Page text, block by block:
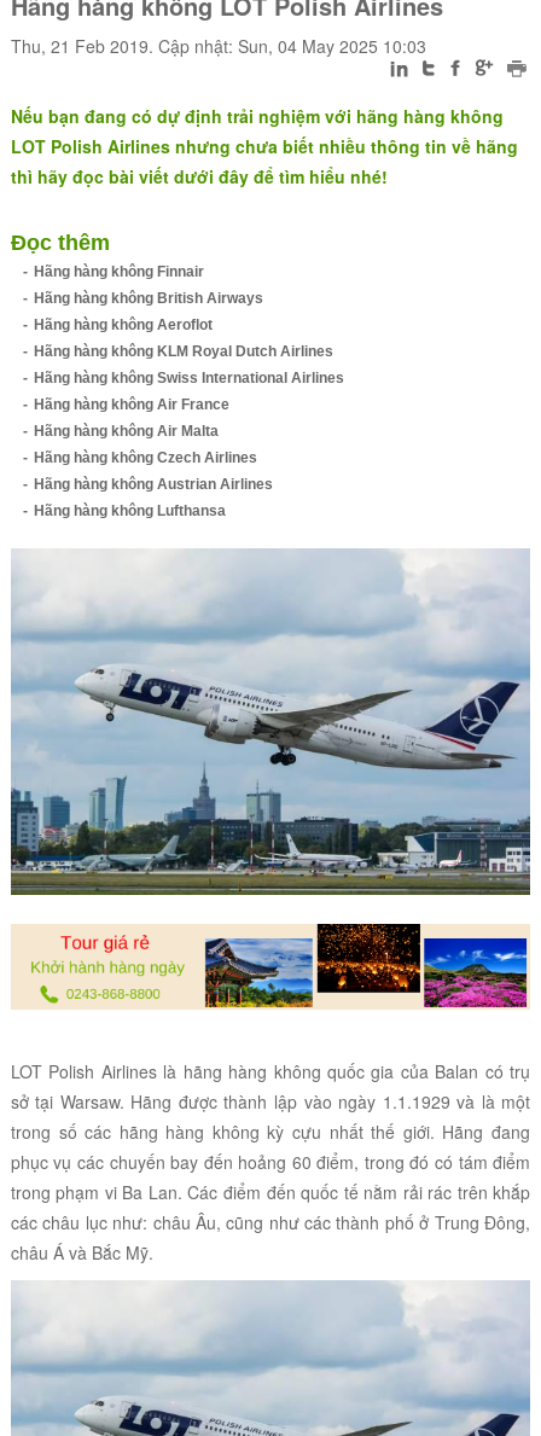
Thu, 21 Feb 2019. Cập nhật: Sun, 04 May 2025 10:03
Nếu bạn đang có dự định trải nghiệm với hãng hàng không
LOT Polish Airlines nhưng chưa biết nhiều thông tin về hãng
thì hãy đọc bài viết dưới đây để tìm hiểu nhé!
Đọc thêm
Hãng hàng không Finnair
Hãng hàng không British Airways
Hãng hàng không Aeroflot
Hãng hàng không KLM Royal Dutch Airlines
Hãng hàng không Swiss International Airlines
Hãng hàng không Air France
Hãng hàng không Air Malta
Hãng hàng không Czech Airlines
Hãng hàng không Austrian Airlines
Hãng hàng không Lufthansa
LOT Polish Airlines là hãng hàng không quốc gia của Balan có trụ
sở tại Warsaw. Hãng được thành lập vào ngày 1.1.1929 và là một
trong số các hãng hàng không kỳ cựu nhất thế giới. Hãng đang
phục vụ các chuyến bay đến hoảng 60 điểm, trong đó có tám điểm
trong phạm vi Ba Lan. Các điểm đến quốc tế nằm rải rác trên khắp
các châu lục như: châu Âu, cũng như các thành phố ở Trung Đông,
châu Á và Bắc Mỹ.